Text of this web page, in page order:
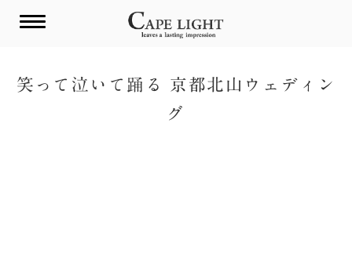
笑って泣いて踊る 京都北山ウェディン
グ